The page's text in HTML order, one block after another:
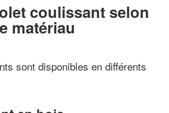
coulissant selon
matériau
sont disponibles en différents